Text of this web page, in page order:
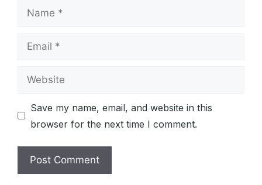
Name
Email
Website
Save my name, email, and website in this
browser for the next time I comment.